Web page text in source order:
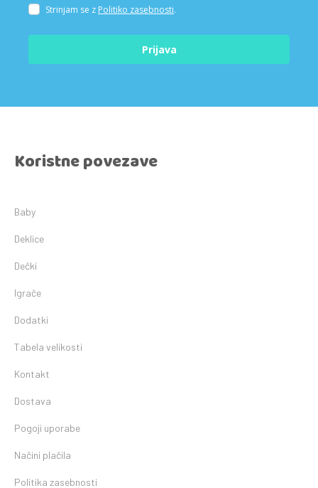
Strinjam se z Politiko zasebnosti.
Prijava
Koristne povezave
Baby
Deklice
Dečki
Igrače
Dodatki
Tabela velikosti
Kontakt
Dostava
Pogoji uporabe
Načini plačila
Politika zasebnosti